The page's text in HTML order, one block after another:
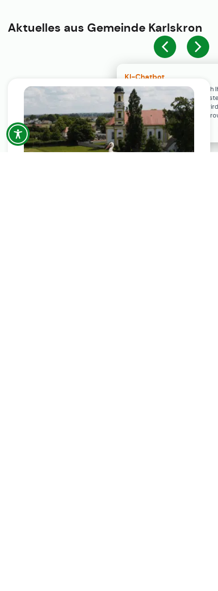
KI-Chatbot
Der KI-Chatbot steht erst nach
Einwilligung in den Cookie-
Verfügung. Der Chat-Verlauf
ausschließlich lokal in Ihrem
gespeichert.
Aktuelles aus Gemeinde Karlskron